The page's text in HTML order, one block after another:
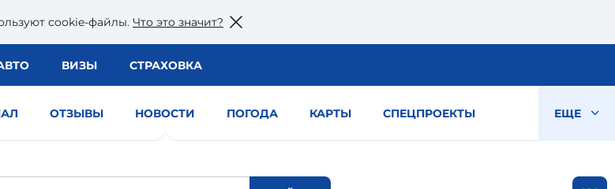
сookie-файлы. Что это значит?
ВИЗЫ СТРАХОВКА
ОТЗЫВЫ НОВОСТИ ПОГОДА КАРТЫ СПЕЦПРОЕКТЫ ЕЩЕ